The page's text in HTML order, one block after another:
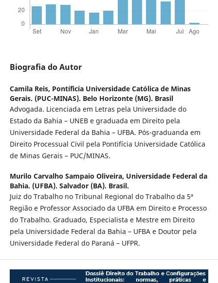
Biografia do Autor
Camila Reis, Pontíficia Universidade Católica de Minas
Gerais. (PUC-MINAS). Belo Horizonte (MG). Brasil
Advogada. Licenciada em Letras pela Universidade do
Estado da Bahia – UNEB e graduada em Direito pela
Universidade Federal da Bahia – UFBA. Pós-graduanda em
Direito Processual Civil pela Pontifícia Universidade Católica
de Minas Gerais – PUC/MINAS.
Murilo Carvalho Sampaio Oliveira, Universidade Federal da
Bahia. (UFBA). Salvador (BA). Brasil.
Juiz do Trabalho no Tribunal Regional do Trabalho da 5ª
Região e Professor Associado da UFBA em Direito e Processo
do Trabalho. Graduado, Especialista e Mestre em Direito
pela Universidade Federal da Bahia – UFBA e Doutor pela
Universidade Federal do Paraná – UFPR.